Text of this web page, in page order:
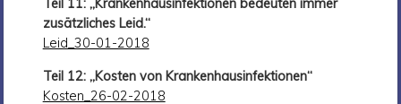
Teil 11: „Krankenhausinfektionen bedeuten immer
zusätzliches Leid.“
Leid_30-01-2018
Teil 12: „Kosten von Krankenhausinfektionen“
Kosten_26-02-2018